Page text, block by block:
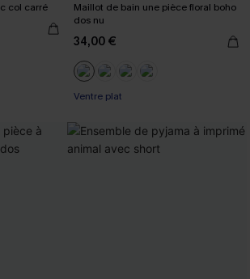
col carré
Maillot de bain une pièce floral boho
dos nu
34,00 €
Ventre plat